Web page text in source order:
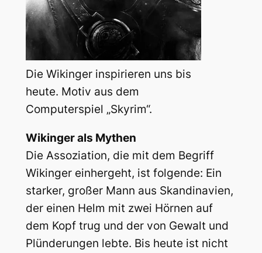
Die Wikinger inspirieren uns bis
heute. Motiv aus dem
Computerspiel „Skyrim“.
Wikinger als Mythen
Die Assoziation, die mit dem Begriff
Wikinger einhergeht, ist folgende: Ein
starker, großer Mann aus Skandinavien,
der einen Helm mit zwei Hörnen auf
dem Kopf trug und der von Gewalt und
Plünderungen lebte. Bis heute ist nicht